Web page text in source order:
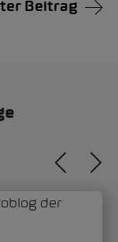
Beitrag